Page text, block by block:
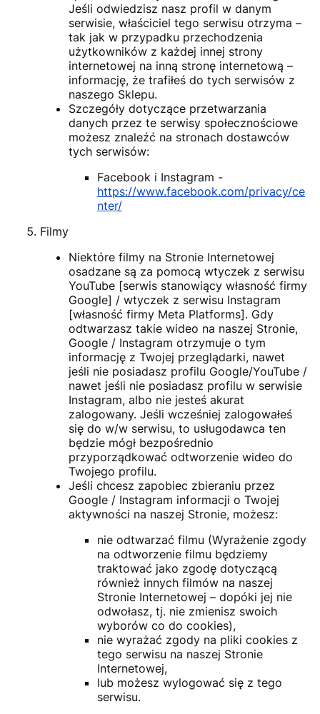
Jeśli odwiedzisz nasz profil w danym
serwisie, właściciel tego serwisu otrzyma –
tak jak w przypadku przechodzenia
użytkowników z każdej innej strony
internetowej na inną stronę internetową –
informację, że trafiłeś do tych serwisów z
naszego Sklepu.
Szczegóły dotyczące przetwarzania
danych przez te serwisy społecznościowe
możesz znaleźć na stronach dostawców
tych serwisów:
Facebook i Instagram -
https://www.facebook.com/privacy/ce
nter/
Filmy
Niektóre filmy na Stronie Internetowej
osadzane są za pomocą wtyczek z serwisu
YouTube [serwis stanowiący własność firmy
Google] / wtyczek z serwisu Instagram
[własność firmy Meta Platforms]. Gdy
odtwarzasz takie wideo na naszej Stronie,
Google / Instagram otrzymuje o tym
informację z Twojej przeglądarki, nawet
jeśli nie posiadasz profilu Google/YouTube /
nawet jeśli nie posiadasz profilu w serwisie
Instagram, albo nie jesteś akurat
zalogowany. Jeśli wcześniej zalogowałeś
się do w/w serwisu, to usługodawca ten
będzie mógł bezpośrednio
przyporządkować odtworzenie wideo do
Twojego profilu.
Jeśli chcesz zapobiec zbieraniu przez
Google / Instagram informacji o Twojej
aktywności na naszej Stronie, możesz:
nie odtwarzać filmu (Wyrażenie zgody
na odtworzenie filmu będziemy
traktować jako zgodę dotyczącą
również innych filmów na naszej
Stronie Internetowej – dopóki jej nie
odwołasz, tj. nie zmienisz swoich
wyborów co do cookies),
nie wyrażać zgody na pliki cookies z
tego serwisu na naszej Stronie
Internetowej,
lub możesz wylogować się z tego
serwisu.